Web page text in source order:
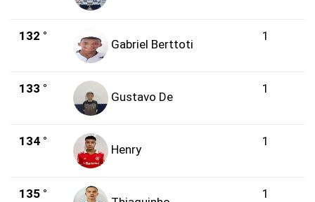
132 °
Gabriel Berttoti
1
133 °
Gustavo De
1
134 °
Henry
1
135 ° 1